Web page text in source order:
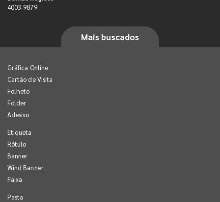
4003-9879
Mais buscados
Gráfica Online
Cartão de Visita
Folheto
Folder
Adesivo
Etiqueta
Rótulo
Banner
Wind Banner
Faixa
Pasta